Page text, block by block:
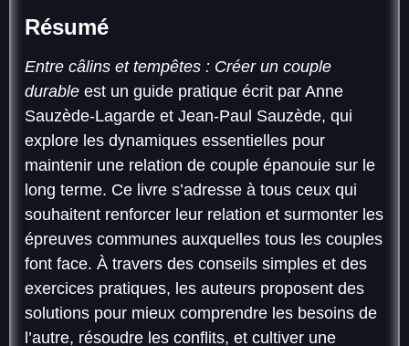
Résumé
Entre câlins et tempêtes : Créer un couple
durable est un guide pratique écrit par Anne
Sauzède-Lagarde et Jean-Paul Sauzède, qui
explore les dynamiques essentielles pour
maintenir une relation de couple épanouie sur le
long terme. Ce livre s’adresse à tous ceux qui
souhaitent renforcer leur relation et surmonter les
épreuves communes auxquelles tous les couples
font face. À travers des conseils simples et des
exercices pratiques, les auteurs proposent des
solutions pour mieux comprendre les besoins de
l’autre, résoudre les conflits, et cultiver une